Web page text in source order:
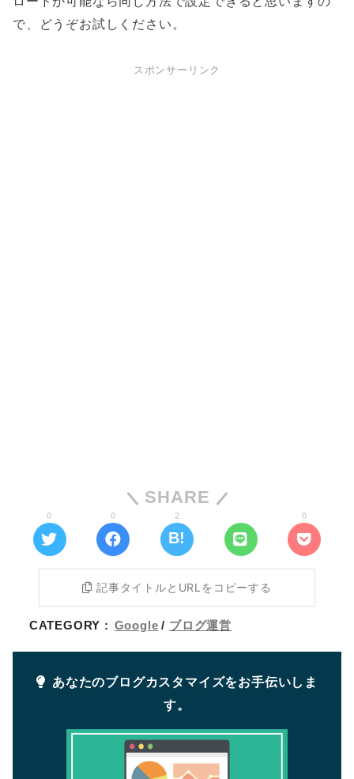
で、どうぞお試しください。
スポンサーリンク
SHARE
0 0 2 0
記事タイトルとURLをコピーする
CATEGORY : Google ブログ運営
あなたのブログカスタマイズをお手伝いしま
す。